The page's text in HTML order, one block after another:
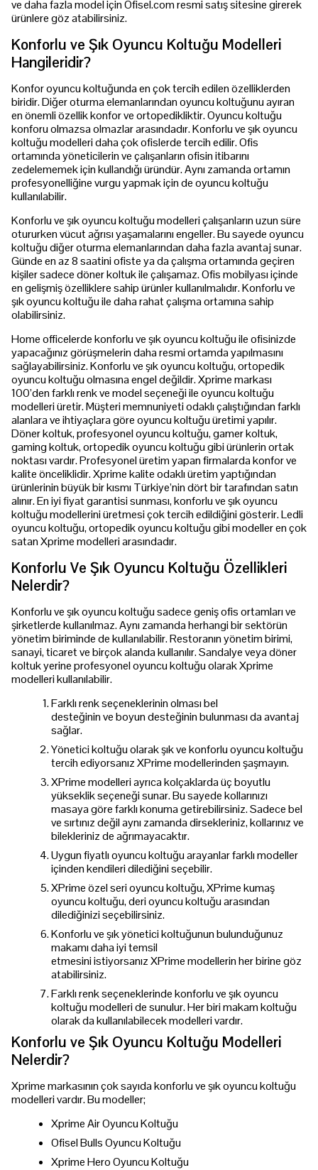
ve daha fazla model için Ofisel.com resmi satış sitesine girerek
ürünlere göz atabilirsiniz.
Konforlu ve Şık Oyuncu Koltuğu Modelleri
Hangileridir?
Konfor oyuncu koltuğunda en çok tercih edilen özelliklerden
biridir. Diğer oturma elemanlarından oyuncu koltuğunu ayıran
en önemli özellik konfor ve ortopedikliktir. Oyuncu koltuğu
konforu olmazsa olmazlar arasındadır. Konforlu ve şık oyuncu
koltuğu modelleri daha çok ofislerde tercih edilir. Ofis
ortamında yöneticilerin ve çalışanların ofisin itibarını
zedelememek için kullandığı üründür. Aynı zamanda ortamın
profesyonelliğine vurgu yapmak için de oyuncu koltuğu
kullanılabilir.
Konforlu ve şık oyuncu koltuğu modelleri çalışanların uzun süre
otururken vücut ağrısı yaşamalarını engeller. Bu sayede oyuncu
koltuğu diğer oturma elemanlarından daha fazla avantaj sunar.
Günde en az 8 saatini ofiste ya da çalışma ortamında geçiren
kişiler sadece döner koltuk ile çalışamaz. Ofis mobilyası içinde
en gelişmiş özelliklere sahip ürünler kullanılmalıdır. Konforlu ve
şık oyuncu koltuğu ile daha rahat çalışma ortamına sahip
olabilirsiniz.
Home officelerde konforlu ve şık oyuncu koltuğu ile ofisinizde
yapacağınız görüşmelerin daha resmi ortamda yapılmasını
sağlayabilirsiniz. Konforlu ve şık oyuncu koltuğu, ortopedik
oyuncu koltuğu olmasına engel değildir. Xprime markası
100’den farklı renk ve model seçeneği ile oyuncu koltuğu
modelleri üretir. Müşteri memnuniyeti odaklı çalıştığından farklı
alanlara ve ihtiyaçlara göre oyuncu koltuğu üretimi yapılır.
Döner koltuk, profesyonel oyuncu koltuğu, gamer koltuk,
gaming koltuk, ortopedik oyuncu koltuğu gibi ürünlerin ortak
noktası vardır. Profesyonel üretim yapan firmalarda konfor ve
kalite önceliklidir. Xprime kalite odaklı üretim yaptığından
ürünlerinin büyük bir kısmı Türkiye’nin dört bir tarafından satın
alınır. En iyi fiyat garantisi sunması, konforlu ve şık oyuncu
koltuğu modellerini üretmesi çok tercih edildiğini gösterir. Ledli
oyuncu koltuğu, ortopedik oyuncu koltuğu gibi modeller en çok
satan Xprime modelleri arasındadır.
Konforlu Ve Şık Oyuncu Koltuğu Özellikleri
Nelerdir?
Konforlu ve şık oyuncu koltuğu sadece geniş ofis ortamları ve
şirketlerde kullanılmaz. Aynı zamanda herhangi bir sektörün
yönetim biriminde de kullanılabilir. Restoranın yönetim birimi,
sanayi, ticaret ve birçok alanda kullanılır. Sandalye veya döner
koltuk yerine profesyonel oyuncu koltuğu olarak Xprime
modelleri kullanılabilir.
Farklı renk seçeneklerinin olması bel
desteğinin ve boyun desteğinin bulunması da avantaj
sağlar.
Yönetici koltuğu olarak şık ve konforlu oyuncu koltuğu
tercih ediyorsanız XPrime modellerinden şaşmayın.
XPrime modelleri ayrıca kolçaklarda üç boyutlu
yükseklik seçeneği sunar. Bu sayede kollarınızı
masaya göre farklı konuma getirebilirsiniz. Sadece bel
ve sırtınız değil aynı zamanda dirsekleriniz, kollarınız ve
bilekleriniz de ağrımayacaktır.
Uygun fiyatlı oyuncu koltuğu arayanlar farklı modeller
içinden kendileri dilediğini seçebilir.
XPrime özel seri oyuncu koltuğu, XPrime kumaş
oyuncu koltuğu, deri oyuncu koltuğu arasından
dilediğinizi seçebilirsiniz.
Konforlu ve şık yönetici koltuğunun bulunduğunuz
makamı daha iyi temsil
etmesini istiyorsanız XPrime modellerin her birine göz
atabilirsiniz.
Farklı renk seçeneklerinde konforlu ve şık oyuncu
koltuğu modelleri de sunulur. Her biri makam koltuğu
olarak da kullanılabilecek modelleri vardır.
Konforlu ve Şık Oyuncu Koltuğu Modelleri
Nelerdir?
Xprime markasının çok sayıda konforlu ve şık oyuncu koltuğu
modelleri vardır. Bu modeller;
Xprime Air Oyuncu Koltuğu
Ofisel Bulls Oyuncu Koltuğu
Xprime Hero Oyuncu Koltuğu